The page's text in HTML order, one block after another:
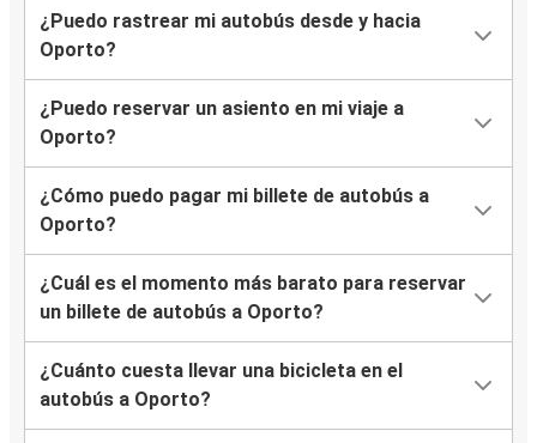
Oporto
Oporto
Portimao
Portimao
Oporto
Braganza
Oporto
¿Puedo rastrear mi autobús desde y hacia
Oporto?
¿Puedo reservar un asiento en mi viaje a
Oporto?
¿Cómo puedo pagar mi billete de autobús a
Oporto?
¿Cuál es el momento más barato para reservar
un billete de autobús a Oporto?
¿Cuánto cuesta llevar una bicicleta en el
autobús a Oporto?